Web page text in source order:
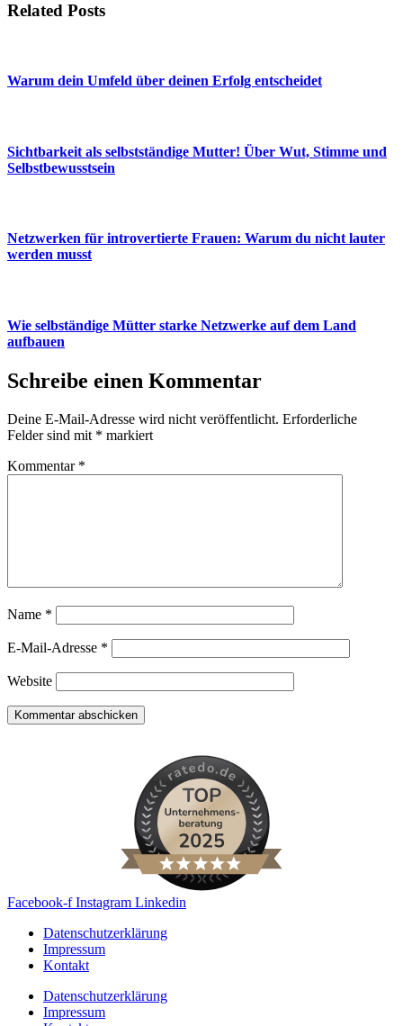
Related Posts
Warum dein Umfeld über deinen Erfolg entscheidet
Sichtbarkeit als selbstständige Mutter! Über Wut, Stimme und
Selbstbewusstsein
Netzwerken für introvertierte Frauen: Warum du nicht lauter
werden musst
Wie selbständige Mütter starke Netzwerke auf dem Land
aufbauen
Schreibe einen Kommentar
Deine E-Mail-Adresse wird nicht veröffentlicht. Erforderliche
Felder sind mit * markiert
Kommentar *
Name *
E-Mail-Adresse *
Website
Facebook-f Instagram Linkedin
Datenschutzerklärung
Impressum
Kontakt
Datenschutzerklärung
Impressum